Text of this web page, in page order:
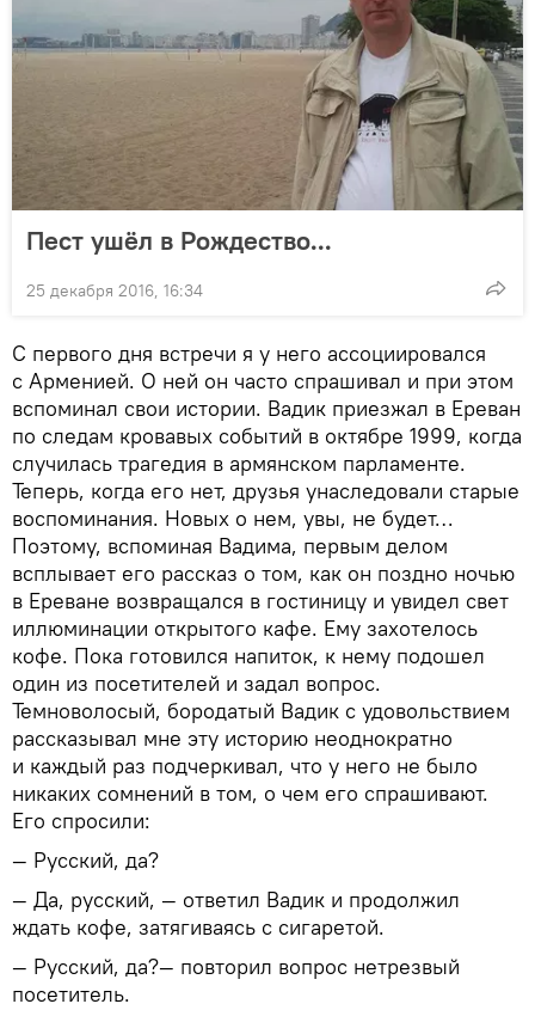
Пест ушёл в Рождество...
25 декабря 2016, 16:34
С первого дня встречи я у него ассоциировался
с Арменией. О ней он часто спрашивал и при этом
вспоминал свои истории. Вадик приезжал в Ереван
по следам кровавых событий в октябре 1999, когда
случилась трагедия в армянском парламенте.
Теперь, когда его нет, друзья унаследовали старые
воспоминания. Новых о нем, увы, не будет…
Поэтому, вспоминая Вадима, первым делом
всплывает его рассказ о том, как он поздно ночью
в Ереване возвращался в гостиницу и увидел свет
иллюминации открытого кафе. Ему захотелось
кофе. Пока готовился напиток, к нему подошел
один из посетителей и задал вопрос.
Темноволосый, бородатый Вадик с удовольствием
рассказывал мне эту историю неоднократно
и каждый раз подчеркивал, что у него не было
никаких сомнений в том, о чем его спрашивают.
Его спросили:
— Русский, да?
— Да, русский, — ответил Вадик и продолжил
ждать кофе, затягиваясь с сигаретой.
— Русский, да?— повторил вопрос нетрезвый
посетитель.